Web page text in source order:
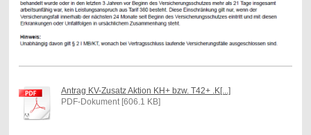
Antrag KV-Zusatz Aktion KH+ bzw. T42+ .K[...]
PDF-Dokument [606.1 KB]